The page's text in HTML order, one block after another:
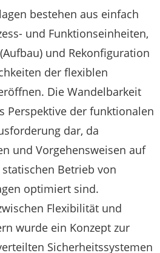
bestehen aus einfach
und Funktionseinheiten,
und Rekonfiguration
der flexiblen
Die Wandelbarkeit
Perspektive der funktionalen
dar, da
und Vorgehensweisen auf
Betrieb von
optimiert sind.
Flexibilität und
wurde ein Konzept zur
Sicherheitssystemen